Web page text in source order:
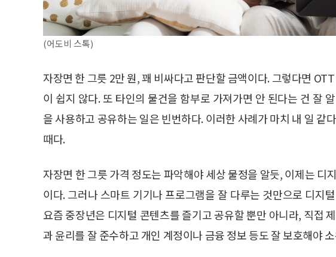
(어도비 스톡)
자장면 한 그릇 2만 원, 꽤 비싸다고 판단할 금액이다. 그렇다면
이 쉽지 않다. 또 타인의 물건을 함부로 가져가면 안 된다는 건 잘
을 사용하고 공유하는 일은 빈번하다. 이러한 사례가 마치 내 일 같
때다.
자장면 한 그릇 가격 정도는 파악해야 세상 물정을 알듯, 이제는 디
이다. 그러나 스마트 기기나 프로그램을 잘 다루는 것만으로 디지
요즘 중장년은 디지털 콘텐츠를 즐기고 공유할 뿐만 아니라, 직접
과 윤리를 잘 준수하고 개인 계정이나 금융 정보 등도 잘 보호해야